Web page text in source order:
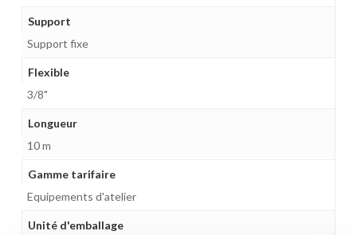
Support
Support fixe
Flexible
3/8"
Longueur
10 m
Gamme tarifaire
Equipements d'atelier
Unité d'emballage